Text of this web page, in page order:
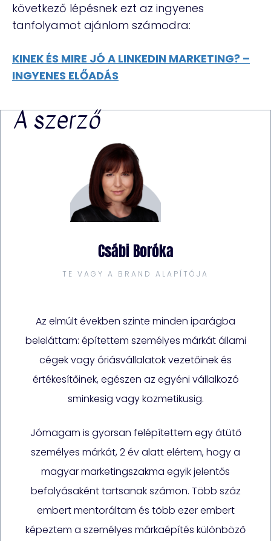
következő lépésnek ezt az ingyenes
tanfolyamot ajánlom számodra:
KINEK ÉS MIRE JÓ A LINKEDIN MARKETING? –
INGYENES ELŐADÁS
A szerző
Csábi Boróka
TE VAGY A BRAND ALAPÍTÓJA
Az elmúlt években szinte minden iparágba
beleláttam: építettem személyes márkát állami
cégek vagy óriásvállalatok vezetőinek és
értékesítőinek, egészen az egyéni vállalkozó
sminkesig vagy kozmetikusig.
Jómagam is gyorsan felépítettem egy átütő
személyes márkát, 2 év alatt elértem, hogy a
magyar marketingszakma egyik jelentős
befolyásaként tartsanak számon. Több száz
embert mentoráltam és több ezer embert
képeztem a személyes márkaépítés különböző